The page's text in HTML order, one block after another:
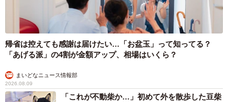
帰省は控えても感謝は届けたい…「お盆玉」って知ってる？
「あげる派」の4割が金額アップ、相場はいくら？
まいどなニュース情報部
2026.08.09
「これが不動柴か…」初めて外を散歩した豆柴
「ぬいぐるみみたい」